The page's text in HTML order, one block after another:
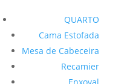
QUARTO
Cama Estofada
Mesa de Cabeceira
Recamier